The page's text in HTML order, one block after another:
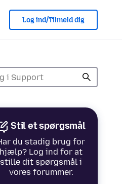
Log ind/Tilmeld dig
Stil et spørgsmål
du stadig brug for
hjælp? Log ind for at
stille dit spørgsmål i
vores forummer.